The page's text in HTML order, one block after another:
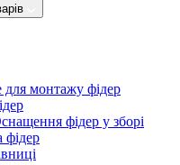
для монтажу фідер
фідер у зборі